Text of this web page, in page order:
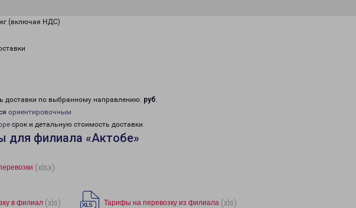
(включая НДС)
доставки по выбранному направлению: руб.
ориентировочным
срок и детальную стоимость доставки.
для филиала «Актобе»
(xlsx)
в филиал (xls) Тарифы на перевозку из филиала (xls)